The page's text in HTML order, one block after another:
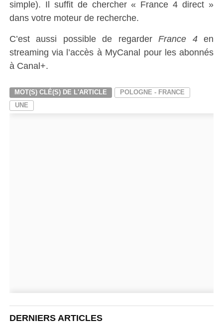
simple). Il suffit de chercher « France 4 direct »
dans votre moteur de recherche.
C’est aussi possible de regarderFrance 4en
streaming via l’accès à MyCanal pour les abonnés
à Canal+.
MOT(S) CLÉ(S) DE L'ARTICLE
POLOGNE - FRANCE
UNE
DERNIERS ARTICLES